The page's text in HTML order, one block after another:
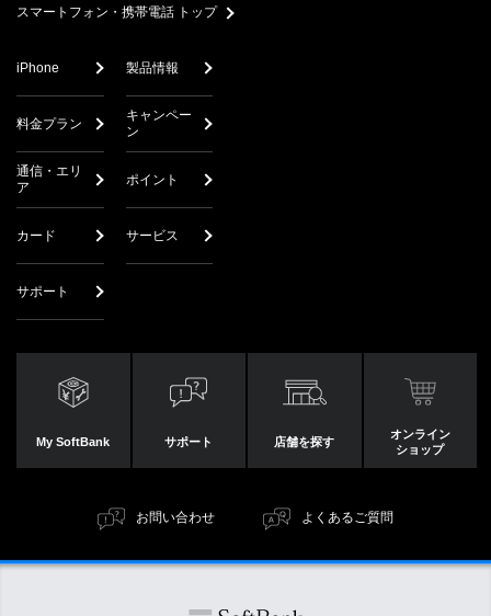
スマートフォン・携帯電話 トップ
iPhone 製品情報
料金プラン
キャンペー
ン
通信・エリ
ア
ポイント
カード サービス
サポート
My SoftBank サポート 店舗を探す
オンライン
ショップ
お問い合わせ よくあるご質問